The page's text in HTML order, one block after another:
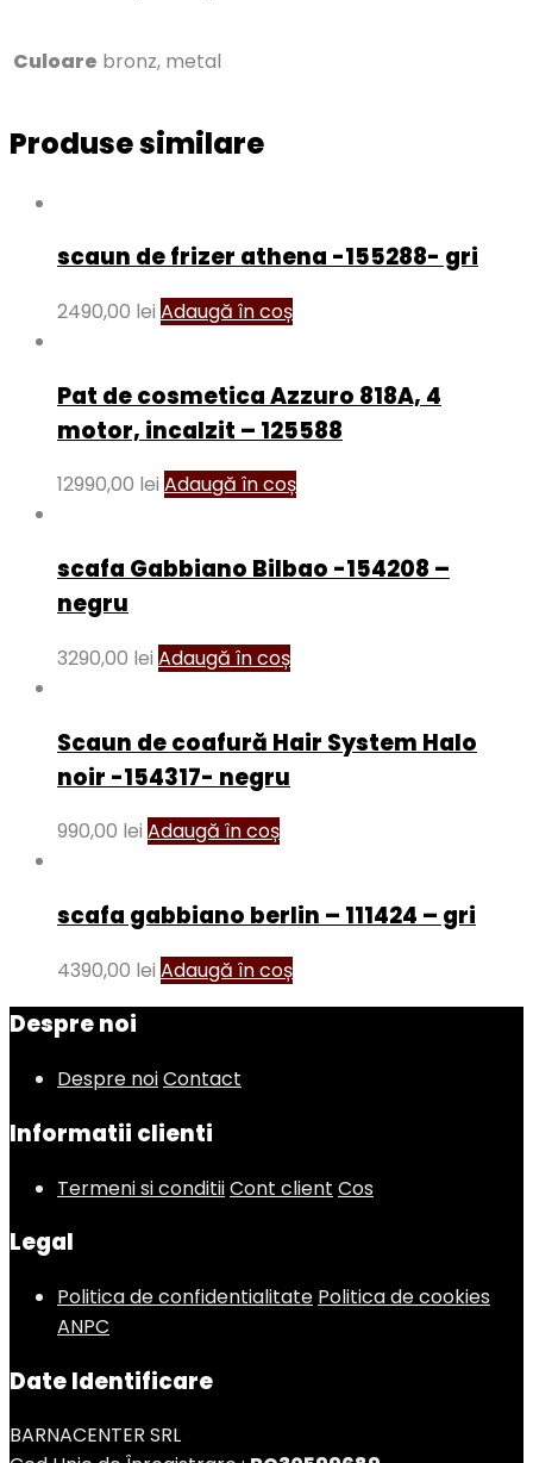
Culoare bronz, metal
Produse similare
scaun de frizer athena -155288- gri
2490,00 lei Adaugă în coș
Pat de cosmetica Azzuro 818A, 4
motor, incalzit – 125588
12990,00 lei Adaugă în coș
scafa Gabbiano Bilbao -154208 –
negru
3290,00 lei Adaugă în coș
Scaun de coafură Hair System Halo
noir -154317- negru
990,00 lei Adaugă în coș
scafa gabbiano berlin – 111424 – gri
4390,00 lei Adaugă în coș
Despre noi
Despre noiContact
Informatii clienti
Termeni si conditiiCont client Cos
Legal
Politica de confidentialitate Politica de cookies
ANPC
Date Identificare
BARNACENTER SRL